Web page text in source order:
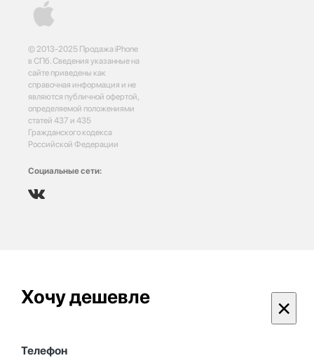
© 2013-2025 Продажа iPhone
в СПб. Сведения указанные на
сайте приведены как
справочная информация и не
являются публичной офертой,
определяемой положениями
статей 437 и 435
Гражданского кодекса
Российской Федерации
Социальные сети:
Хочу дешевле ×
Телефон